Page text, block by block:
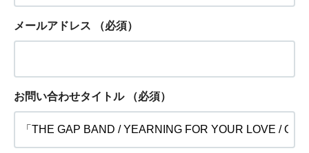
メールアドレス （必須）
お問い合わせタイトル （必須）